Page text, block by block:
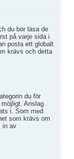
du bör läsa de
på varje sida i
posta ett globalt
krävs och detta
du för
Anslag
i. Som med
som krävs om
in av